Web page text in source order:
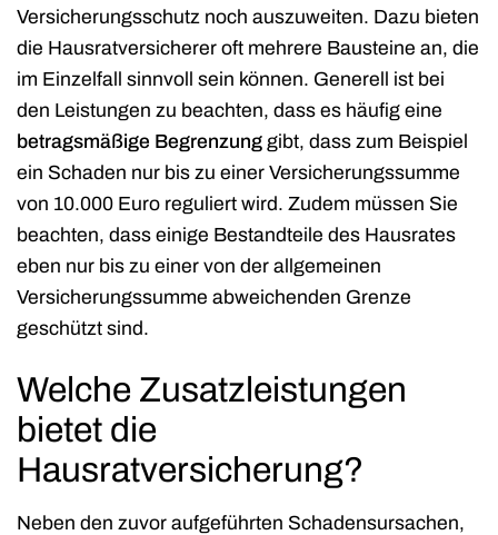
Versicherungsschutz noch auszuweiten. Dazu bieten
die Hausratversicherer oft mehrere Bausteine an, die
im Einzelfall sinnvoll sein können. Generell ist bei
den Leistungen zu beachten, dass es häufig eine
betragsmäßige Begrenzung gibt, dass zum Beispiel
ein Schaden nur bis zu einer Versicherungssumme
von 10.000 Euro reguliert wird. Zudem müssen Sie
beachten, dass einige Bestandteile des Hausrates
eben nur bis zu einer von der allgemeinen
Versicherungssumme abweichenden Grenze
geschützt sind.
Welche Zusatzleistungen
bietet die
Hausratversicherung?
Neben den zuvor aufgeführten Schadensursachen,